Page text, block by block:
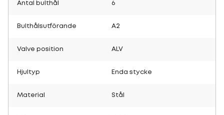
Antal bulthål 6
Bulthålsutförande A2
Valve position ALV
Hjultyp Enda stycke
Material Stål